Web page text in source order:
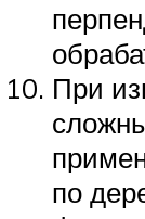
При
по